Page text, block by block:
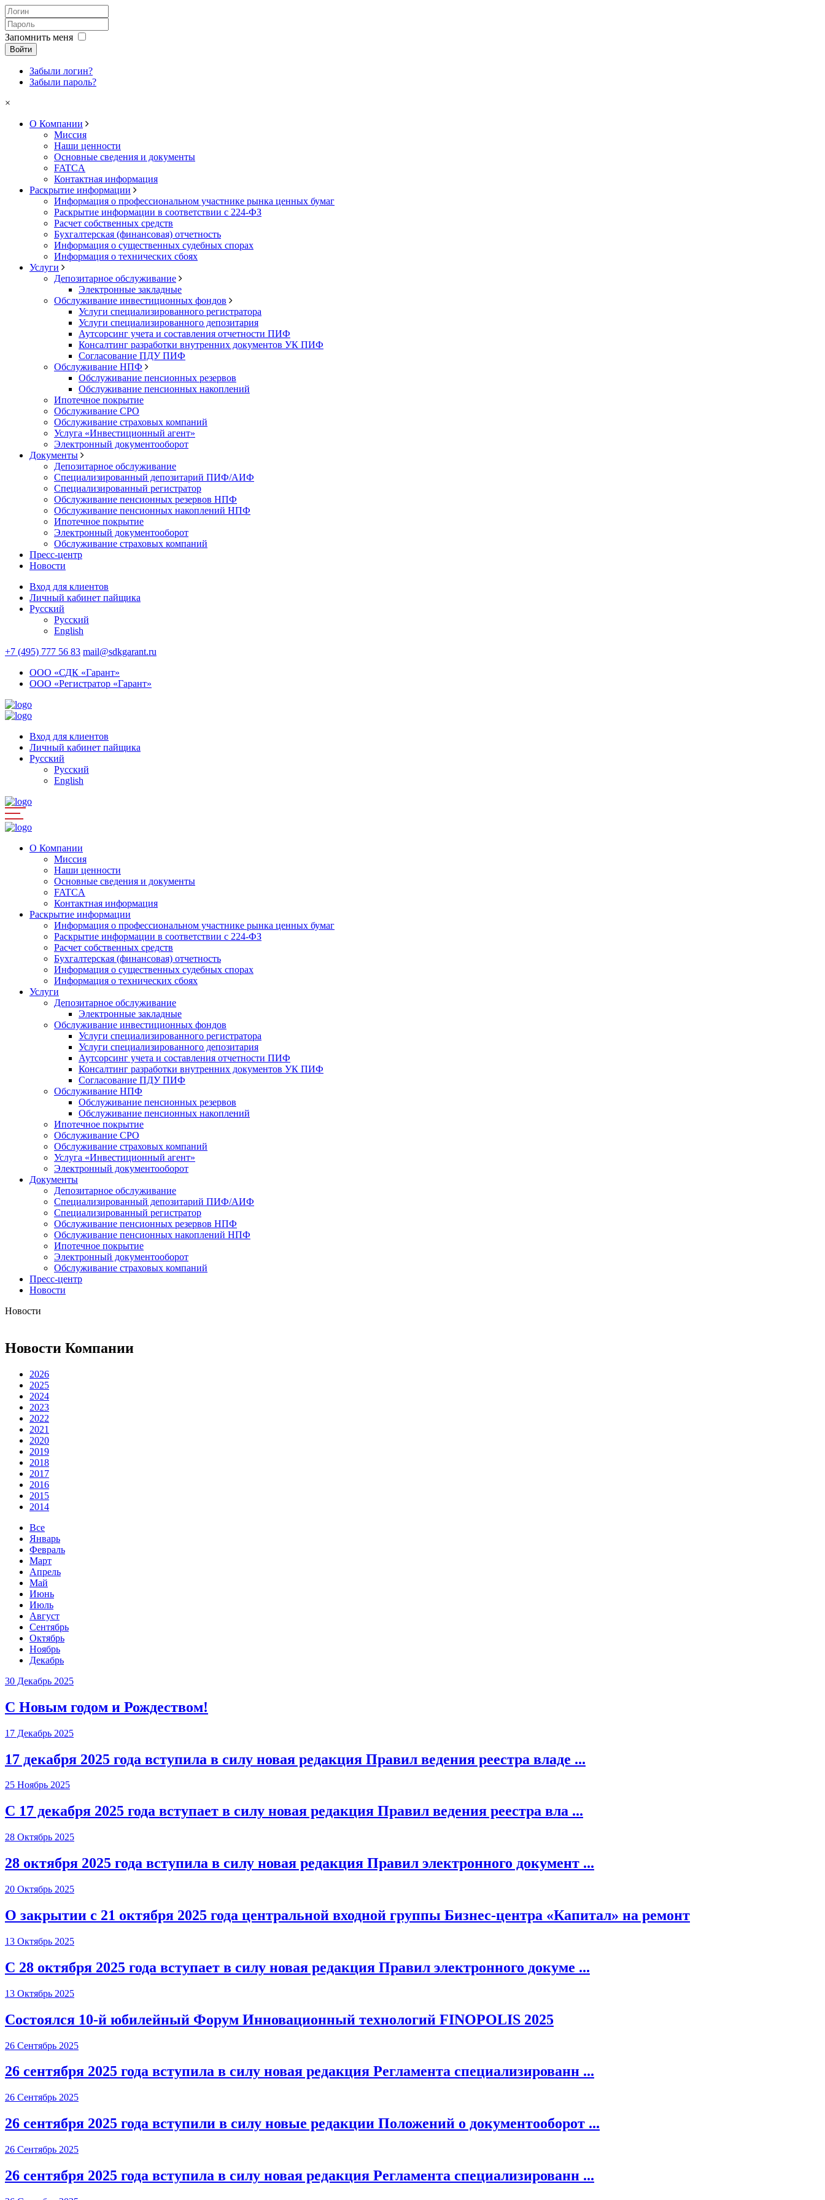
Запомнить меня
Войти
Забыли логин?
Забыли пароль?
×
О Компании
Миссия
Наши ценности
Основные сведения и документы
FATCA
Контактная информация
Раскрытие информации
Информация о профессиональном участнике рынка ценных бумаг
Раскрытие информации в соответствии с 224-ФЗ
Расчет собственных средств
Бухгалтерская (финансовая) отчетность
Информация о существенных судебных спорах
Информация о технических сбоях
Услуги
Депозитарное обслуживание
Электронные закладные
Обслуживание инвестиционных фондов
Услуги специализированного регистратора
Услуги специализированного депозитария
Аутсорсинг учета и составления отчетности ПИФ
Консалтинг разработки внутренних документов УК ПИФ
Согласование ПДУ ПИФ
Обслуживание НПФ
Обслуживание пенсионных резервов
Обслуживание пенсионных накоплений
Ипотечное покрытие
Обслуживание СРО
Обслуживание страховых компаний
Услуга «Инвестиционный агент»
Электронный документооборот
Документы
Депозитарное обслуживание
Специализированный депозитарий ПИФ/АИФ
Специализированный регистратор
Обслуживание пенсионных резервов НПФ
Обслуживание пенсионных накоплений НПФ
Ипотечное покрытие
Электронный документооборот
Обслуживание страховых компаний
Пресс-центр
Новости
Вход для клиентов
Личный кабинет пайщика
Русский
Русский
English
+7 (495) 777 56 83 mail@sdkgarant.ru
ООО «СДК «Гарант»
ООО «Регистратор «Гарант»
Вход для клиентов
Личный кабинет пайщика
Русский
Русский
English
О Компании
Миссия
Наши ценности
Основные сведения и документы
FATCA
Контактная информация
Раскрытие информации
Информация о профессиональном участнике рынка ценных бумаг
Раскрытие информации в соответствии с 224-ФЗ
Расчет собственных средств
Бухгалтерская (финансовая) отчетность
Информация о существенных судебных спорах
Информация о технических сбоях
Услуги
Депозитарное обслуживание
Электронные закладные
Обслуживание инвестиционных фондов
Услуги специализированного регистратора
Услуги специализированного депозитария
Аутсорсинг учета и составления отчетности ПИФ
Консалтинг разработки внутренних документов УК ПИФ
Согласование ПДУ ПИФ
Обслуживание НПФ
Обслуживание пенсионных резервов
Обслуживание пенсионных накоплений
Ипотечное покрытие
Обслуживание СРО
Обслуживание страховых компаний
Услуга «Инвестиционный агент»
Электронный документооборот
Документы
Депозитарное обслуживание
Специализированный депозитарий ПИФ/АИФ
Специализированный регистратор
Обслуживание пенсионных резервов НПФ
Обслуживание пенсионных накоплений НПФ
Ипотечное покрытие
Электронный документооборот
Обслуживание страховых компаний
Пресс-центр
Новости
Новости
Новости Компании
2026
2025
2024
2023
2022
2021
2020
2019
2018
2017
2016
2015
2014
Все
Январь
Февраль
Март
Апрель
Май
Июнь
Июль
Август
Сентябрь
Октябрь
Ноябрь
Декабрь
30 Декабрь 2025
С Новым годом и Рождеством!
17 Декабрь 2025
17 декабря 2025 года вступила в силу новая редакция Правил ведения реестра владе ...
25 Ноябрь 2025
С 17 декабря 2025 года вступает в силу новая редакция Правил ведения реестра вла ...
28 Октябрь 2025
28 октября 2025 года вступила в силу новая редакция Правил электронного документ ...
20 Октябрь 2025
О закрытии с 21 октября 2025 года центральной входной группы Бизнес-центра «Капитал» на ремонт
13 Октябрь 2025
С 28 октября 2025 года вступает в силу новая редакция Правил электронного докуме ...
13 Октябрь 2025
Состоялся 10-й юбилейный Форум Инновационный технологий FINOPOLIS 2025
26 Сентябрь 2025
26 сентября 2025 года вступила в силу новая редакция Регламента специализированн ...
26 Сентябрь 2025
26 сентября 2025 года вступили в силу новые редакции Положений о документооборот ...
26 Сентябрь 2025
26 сентября 2025 года вступила в силу новая редакция Регламента специализированн ...